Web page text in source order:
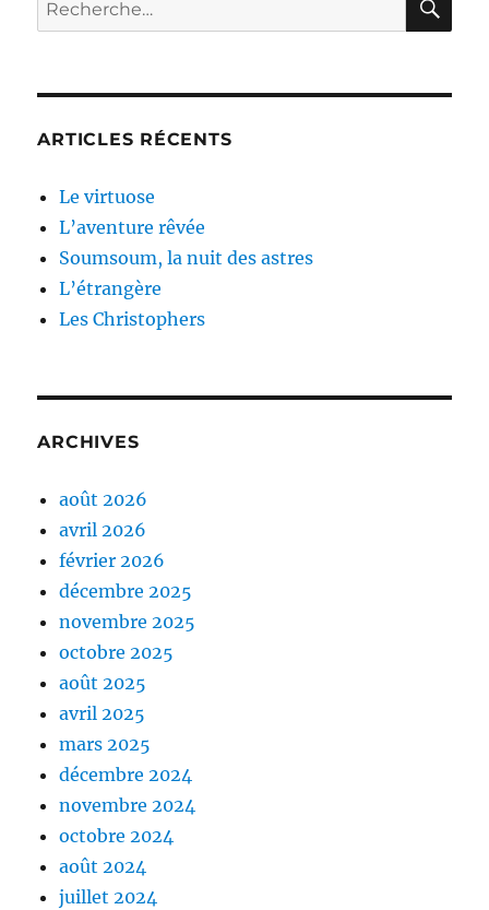
pour :
ARTICLES RÉCENTS
Le virtuose
L’aventure rêvée
Soumsoum, la nuit des astres
L’étrangère
Les Christophers
ARCHIVES
août 2026
avril 2026
février 2026
décembre 2025
novembre 2025
octobre 2025
août 2025
avril 2025
mars 2025
décembre 2024
novembre 2024
octobre 2024
août 2024
juillet 2024